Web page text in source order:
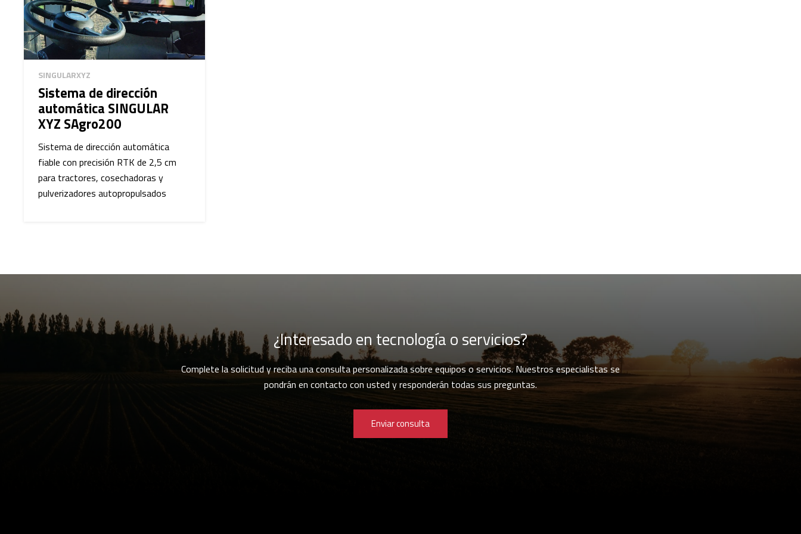
no solo para la agricultura, sino también para otros sectores, contribuyendo a una
sociedad digital, innovadora y sostenible.
SINGULARXYZ
Sistema de dirección
automática SINGULAR
XYZ SAgro200
Sistema de dirección automática
fiable con precisión RTK de 2,5 cm
para tractores, cosechadoras y
pulverizadores autopropulsados
¿Interesado en tecnología o servicios?
Complete la solicitud y reciba una consulta personalizada sobre equipos o servicios. Nuestros especialistas se
pondrán en contacto con usted y responderán todas sus preguntas.
Enviar consulta